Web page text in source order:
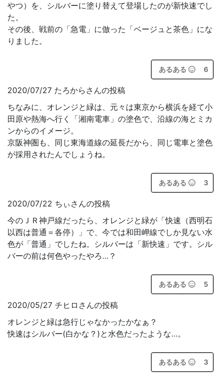
やつ）を、シルバーに塗り替えて登場したのが新快速でし
た。
その後、戦前の「急電」に倣った「ベージュと茶色」にな
りました。
あるある 6
2020/07/27 たろからさんの投稿
ちなみに、オレンジと緑は、元々は東京から横浜を経て小
田原や熱海へ行く「湘南電車」の塗色で、沿線の海とミカ
ンからのイメージ。
京阪神圏も、同じ東海道線の延長だから、同じ電車と塗色
が採用されたんでしょうね。
あるある 3
2020/07/22 ちぃさんの投稿
今のＪＲ神戸線だったら、オレンジと緑が「快速（西明石
以西は普通＝各停）」で、今では和田岬線でしか見ない水
色が「普通」でしたね。シルバーは「新快速」です。シル
バーの前は何色やったやろ…？
あるある 5
2020/05/27 チヒロさんの投稿
オレンジと緑は急行じゃなかったかなぁ？
快速はシルバー(白かな？)と水色だったような…。
あるある 3